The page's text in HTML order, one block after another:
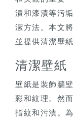
漬和漆漬等污
潔方法。本文
並提供清潔壁
清潔壁紙
壁紙是裝飾牆
彩和紋理。然
指紋和污漬。